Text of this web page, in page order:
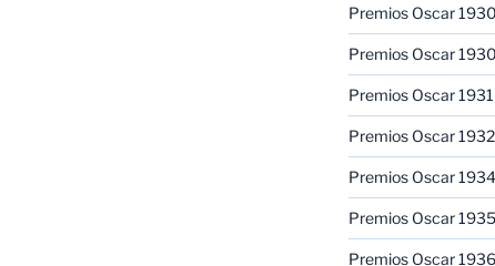
Premios Oscar
Premios Oscar
Premios Oscar
Premios Oscar
Premios Oscar
Premios Oscar
Premios Oscar